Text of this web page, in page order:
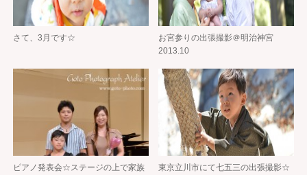
さて、3月です☆
お宮参りの出張撮影＠明治神宮
2013.10
ピアノ発表会☆ステージの上で家族
東京立川市にて七五三の出張撮影☆